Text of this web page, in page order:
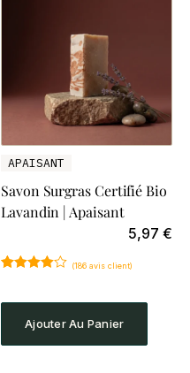
APAISANT
Savon Surgras Certifié Bio
Lavandin | Apaisant
5,97 €
basé sur
notations
client
(186avis client)
Ajouter Au Panier